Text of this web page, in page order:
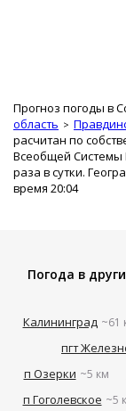
Прогноз погоды в
область
расчитан по
Всеобщей Системы
раза в сутки.
время 20:04
Погода в
Калининград ~61
пгт
п Озерки ~5 км
п Гоголевское ~5